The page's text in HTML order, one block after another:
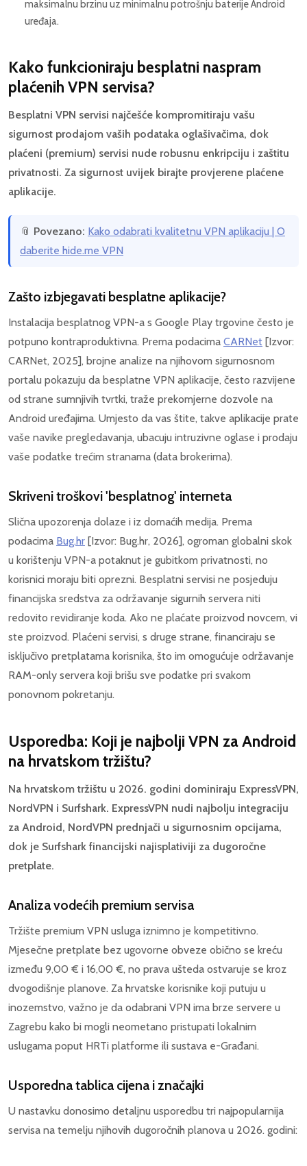
maksimalnu brzinu uz minimalnu potrošnju baterije Android
uređaja.
Kako funkcioniraju besplatni naspram
plaćenih VPN servisa?
Besplatni VPN servisi najčešće kompromitiraju vašu
sigurnost prodajom vaših podataka oglašivačima, dok
plaćeni (premium) servisi nude robusnu enkripciju i zaštitu
privatnosti. Za sigurnost uvijek birajte provjerene plaćene
aplikacije.
📎 Povezano: Kako odabrati kvalitetnu VPN aplikaciju | O
daberite hide.me VPN
Zašto izbjegavati besplatne aplikacije?
Instalacija besplatnog VPN-a s Google Play trgovine često je
potpuno kontraproduktivna. Prema podacima CARNet [Izvor:
CARNet, 2025], brojne analize na njihovom sigurnosnom
portalu pokazuju da besplatne VPN aplikacije, često razvijene
od strane sumnjivih tvrtki, traže prekomjerne dozvole na
Android uređajima. Umjesto da vas štite, takve aplikacije prate
vaše navike pregledavanja, ubacuju intruzivne oglase i prodaju
vaše podatke trećim stranama (data brokerima).
Skriveni troškovi 'besplatnog' interneta
Slična upozorenja dolaze i iz domaćih medija. Prema
podacima Bug.hr [Izvor: Bug.hr, 2026], ogroman globalni skok
u korištenju VPN-a potaknut je gubitkom privatnosti, no
korisnici moraju biti oprezni. Besplatni servisi ne posjeduju
financijska sredstva za održavanje sigurnih servera niti
redovito revidiranje koda. Ako ne plaćate proizvod novcem, vi
ste proizvod. Plaćeni servisi, s druge strane, financiraju se
isključivo pretplatama korisnika, što im omogućuje održavanje
RAM-only servera koji brišu sve podatke pri svakom
ponovnom pokretanju.
Usporedba: Koji je najbolji VPN za Android
na hrvatskom tržištu?
Na hrvatskom tržištu u 2026. godini dominiraju ExpressVPN,
NordVPN i Surfshark. ExpressVPN nudi najbolju integraciju
za Android, NordVPN prednjači u sigurnosnim opcijama,
dok je Surfshark financijski najisplativiji za dugoročne
pretplate.
Analiza vodećih premium servisa
Tržište premium VPN usluga iznimno je kompetitivno.
Mjesečne pretplate bez ugovorne obveze obično se kreću
između 9,00 € i 16,00 €, no prava ušteda ostvaruje se kroz
dvogodišnje planove. Za hrvatske korisnike koji putuju u
inozemstvo, važno je da odabrani VPN ima brze servere u
Zagrebu kako bi mogli neometano pristupati lokalnim
uslugama poput HRTi platforme ili sustava e-Građani.
Usporedna tablica cijena i značajki
U nastavku donosimo detaljnu usporedbu tri najpopularnija
servisa na temelju njihovih dugoročnih planova u 2026. godini: